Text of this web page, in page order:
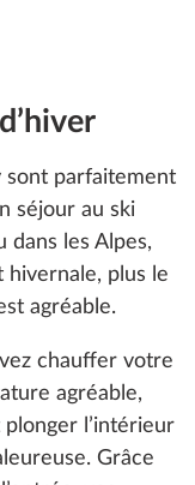
sont parfaitement
séjour au ski
dans les Alpes,
plus le
agréable.
chauffer votre
agréable,
l’intérieur
Grâce